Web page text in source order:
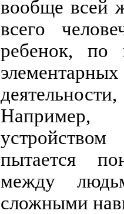
вообще всей
всего
ребенок, по
пытается
между
сложными